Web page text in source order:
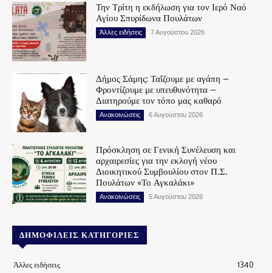
Την Τρίτη η εκδήλωση για τον Ιερό Ναό
Αγίου Σπυρίδωνα Πουλάτων
Άλλες ειδήσεις 7 Αυγούστου 2026
Δήμος Σάμης: Ταΐζουμε με αγάπη –
Φροντίζουμε με υπευθυνότητα –
Διατηρούμε τον τόπο μας καθαρό
Ανακοινώσεις 6 Αυγούστου 2026
Πρόσκληση σε Γενική Συνέλευση και
αρχαιρεσίες για την εκλογή νέου
Διοικητικού Συμβουλίου στον Π.Σ.
Πουλάτων «Το Αγκαλάκι»
Ανακοινώσεις 5 Αυγούστου 2026
ΔΗΜΟΦΙΛΕΊΣ ΚΑΤΗΓΟΡΊΕΣ
Άλλες ειδήσεις 1340